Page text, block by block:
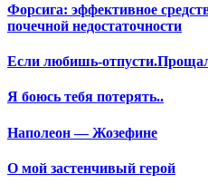
Форсига: эффективное
почечной недостаточности
Если любишь-
Я боюсь тебя потерять..
Наполеон — Жозефине
О мой застенчивый герой